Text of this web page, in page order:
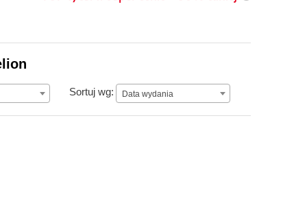
Sortuj wg: Data wydania
Data wydania